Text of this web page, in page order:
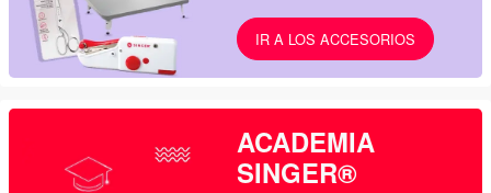
IR A LOS ACCESORIOS
ACADEMIA
SINGER®